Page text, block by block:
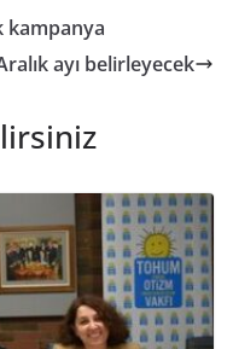
kampanya
ayı belirleyecek